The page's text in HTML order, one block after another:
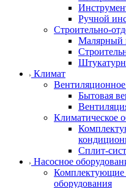
Ручной
Строительно-
Малярный
Климат
Бытовая
Климатическое
Сплит-
Насосное
Комплектующие
оборудования